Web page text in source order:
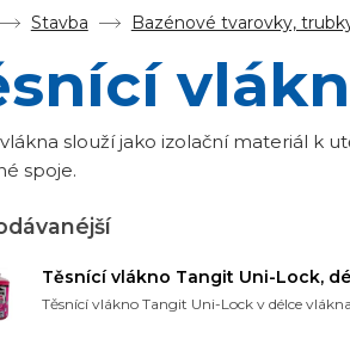
Stavba Bazénové tvarovky,
slouží jako izolační materiál k
spoje.
Těsnící vlákno Tangit Uni-Lock,
Těsnící vlákno Tangit Uni-Lock v délce